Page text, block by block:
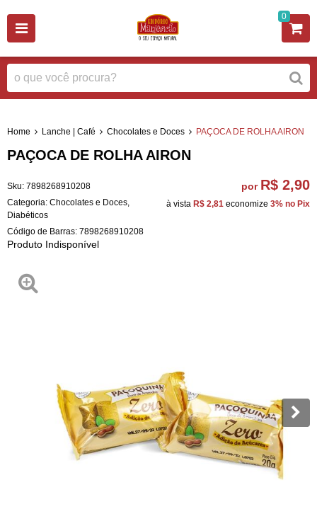
0
Home Lanche | Café Chocolates e Doces PAÇOCA DE ROLHA AIRON
PAÇOCA DE ROLHA AIRON
Sku: 7898268910208
Categoria: Chocolates e Doces
Diabéticos
Código de Barras: 7898268910208
Produto Indisponível
por R$ 2,90
à vista R$ 2,81 economize 3% no Pix